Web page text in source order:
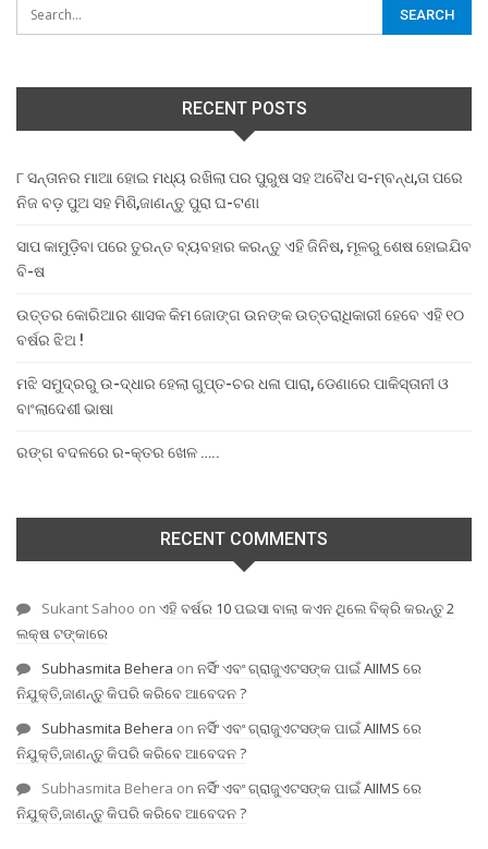
RECENT POSTS
୮ ସନ୍ତାନର ମାଆ ହୋଇ ମଧ୍ୟ ରଖିଲା ପର ପୁରୁଷ ସହ ଅବୈଧ ସ-ମ୍ବନ୍ଧ,ତା ପରେ
ନିଜ ବଡ଼ ପୁଅ ସହ ମିଶି,ଜାଣନ୍ତୁ ପୁରା ଘ-ଟଣା
ସାପ କାମୁଡ଼ିବା ପରେ ତୁରନ୍ତ ବ୍ୟବହାର କରନ୍ତୁ ଏହି ଜିନିଷ, ମୂଳରୁ ଶେଷ ହୋଇଯିବ
ବି-ଷ
ଉତ୍ତର କୋରିଆର ଶାସକ କିମ ଜୋଙ୍ଗ ଉନଙ୍କ ଉତ୍ତରାଧିକାରୀ ହେବେ ଏହି ୧୦
ବର୍ଷର ଝିଅ !
ମଝି ସମୁଦ୍ରରୁ ଉ-ଦ୍ଧାର ହେଲା ଗୁପ୍ତ-ଚର ଧଳା ପାରା, ଡେଣାରେ ପାକିସ୍ତାନୀ ଓ
ବାଂଲାଦେଶୀ ଭାଷା
ରଙ୍ଗ ବଦଳରେ ର-କ୍ତର ଖେଳ …..
RECENT COMMENTS
Sukant Sahoo on ଏହି ବର୍ଷର 10 ପଇସା ବାଲା କଏନ ଥିଲେ ବିକ୍ରି କରନ୍ତୁ 2
ଲକ୍ଷ ଟଙ୍କାରେ
Subhasmita Behera on ନର୍ସିଂ ଏବଂ ଗ୍ରାଜୁଏଟସଙ୍କ ପାଇଁ AIIMS ରେ
ନିଯୁକ୍ତି,ଜାଣନ୍ତୁ କିପରି କରିବେ ଆବେଦନ ?
Subhasmita Behera on ନର୍ସିଂ ଏବଂ ଗ୍ରାଜୁଏଟସଙ୍କ ପାଇଁ AIIMS ରେ
ନିଯୁକ୍ତି,ଜାଣନ୍ତୁ କିପରି କରିବେ ଆବେଦନ ?
Subhasmita Behera on ନର୍ସିଂ ଏବଂ ଗ୍ରାଜୁଏଟସଙ୍କ ପାଇଁ AIIMS ରେ
ନିଯୁକ୍ତି,ଜାଣନ୍ତୁ କିପରି କରିବେ ଆବେଦନ ?